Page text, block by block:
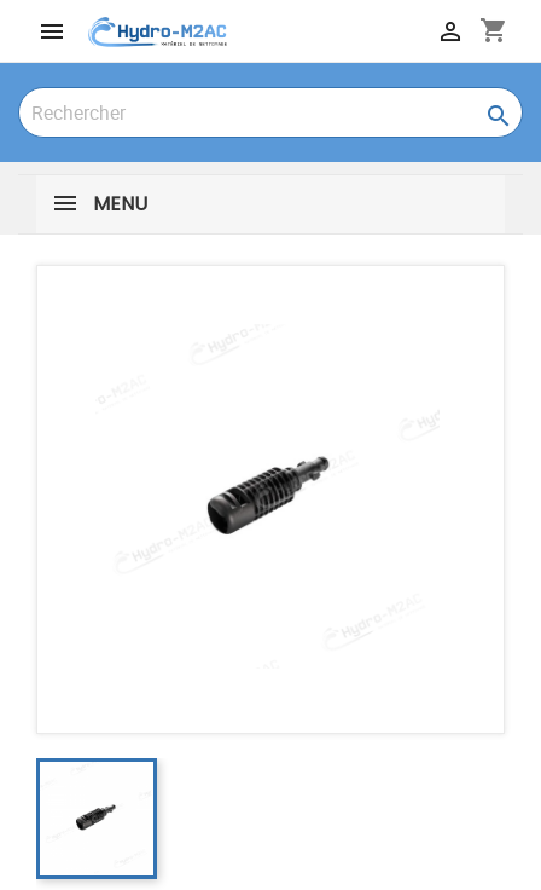
 shopping_cart


MENU